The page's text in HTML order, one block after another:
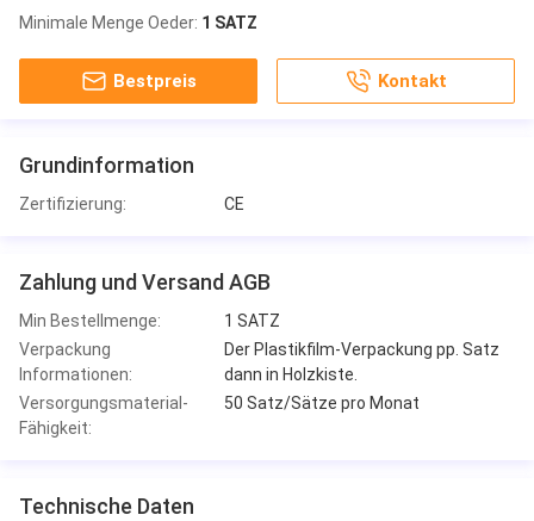
Minimale Menge Oeder: 1 SATZ
Bestpreis Kontakt
Grundinformation
Zertifizierung: CE
Zahlung und Versand AGB
Min Bestellmenge:
1 SATZ
Verpackung
Informationen:
Der Plastikfilm-Verpackung pp. Satz
dann in Holzkiste.
Versorgungsmaterial-
Fähigkeit:
50 Satz/Sätze pro Monat
Technische Daten